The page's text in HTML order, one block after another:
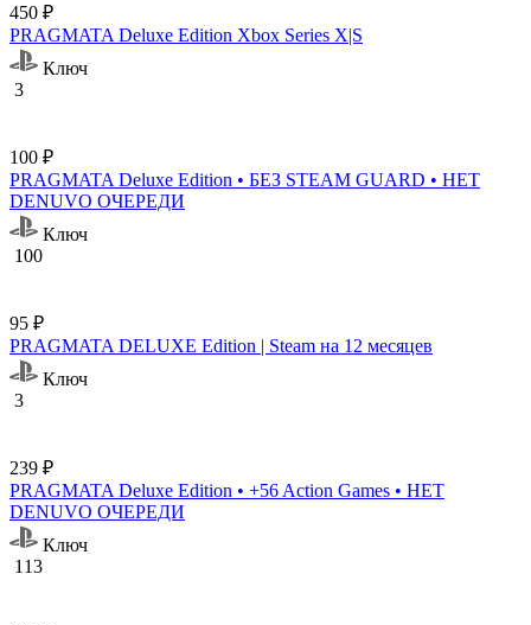
450 ₽
PRAGMATA Deluxe Edition Xbox Series X|S
Ключ
3
100 ₽
PRAGMATA Deluxe Edition • БЕЗ STEAM GUARD • НЕТ
DENUVO ОЧЕРЕДИ
Ключ
100
95 ₽
PRAGMATA DELUXE Edition | Steam на 12 месяцев
Ключ
3
239 ₽
PRAGMATA Deluxe Edition • +56 Action Games • НЕТ
DENUVO ОЧЕРЕДИ
Ключ
113